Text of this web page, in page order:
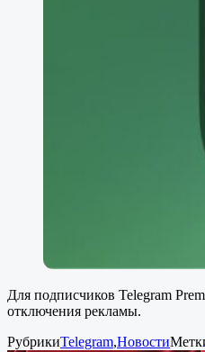
Для подписчиков Telegram
отключения рекламы.
РубрикиTelegram,Новости